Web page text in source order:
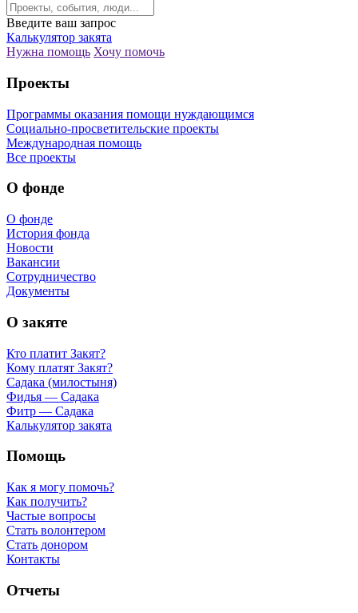
Введите ваш запрос
Калькулятор закята
Нужна помощь Хочу помочь
Проекты
Программы оказания помощи нуждающимся
Социально-просветительские проекты
Международная помощь
Все проекты
О фонде
О фонде
История фонда
Новости
Вакансии
Сотрудничество
Документы
О закяте
Кто платит Закят?
Кому платят Закят?
Садака (милостыня)
Фидья — Садака
Фитр — Садака
Калькулятор закята
Помощь
Как я могу помочь?
Как получить?
Частые вопросы
Стать волонтером
Стать донором
Контакты
Отчеты